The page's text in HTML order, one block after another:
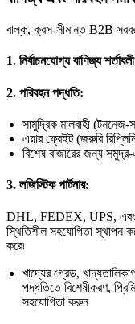
বাল্ক, ক্রস-সীমান্ত B2B
1. নির্বাচনযোগ্য বাণিজ্য
2. পরিবহন পদ্ধতি:
সামুদ্রিক মালবাহী
এয়ার ফ্রেইট (জরুরি
বিশেষ বাজারের জন্য সমুদ্র-
3. লজিস্টিক পার্টনার:
DHL, FEDEX, UPS, এবং
স্থিতিশীল সহযোগিতা স্থাপন
করে৷
খাদ্যের গ্রেড,
পদ্ধতিতে বিশেষীকরণ,
সহযোগিতা করুন